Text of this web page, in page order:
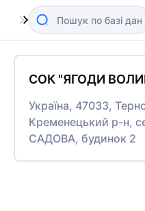
СОК "ЯГОДИ
Україна, 47033,
Кременецький р-н,
САДОВА, будинок 2